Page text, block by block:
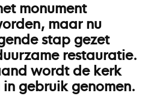
monument
maar nu
stap gezet
restauratie.
wordt de kerk
gebruik genomen.